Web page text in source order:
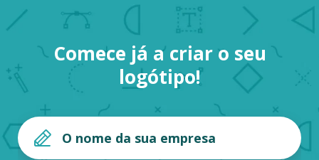
Comece já a criar o seu
logótipo!